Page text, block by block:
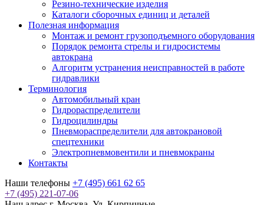
Резино-технические изделия
Каталоги сборочных единиц и деталей
Полезная информация
Монтаж и ремонт грузоподъемного оборудования
Порядок ремонта стрелы и гидросистемы
автокрана
Алгоритм устранения неисправностей в работе
гидравлики
Терминология
Автомобильный кран
Гидрораспределители
Гидроцилиндры
Пневмораспределители для автокрановой
спецтехники
Электропневмовентили и пневмокраны
Контакты
Наши телефоны +7 (495) 661 62 65
+7 (495) 221-07-06